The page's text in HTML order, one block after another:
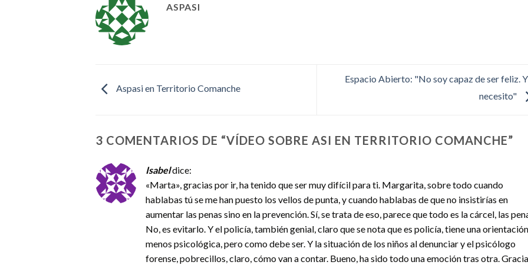
ASPASI
Aspasi en Territorio Comanche
Espacio Abierto: "No soy capaz de ser feliz.
necesito"
3 COMENTARIOS DE “VÍDEO SOBRE ASI EN TERRITORIO COMANCHE”
Isabeldice:
«Marta», gracias por ir, ha tenido que ser muy difícil para ti. Margarita, sobre todo cuando
hablabas tú se me han puesto los vellos de punta, y cuando hablabas de que no insistirías en
aumentar las penas sino en la prevención. Sí, se trata de eso, parece que todo es la cárcel, las
No, es evitarlo. Y el policía, también genial, claro que se nota que es policía, tiene una orientación
menos psicológica, pero como debe ser. Y la situación de los niños al denunciar y el psicólogo
forense, pobrecillos, claro, cómo van a contar. Bueno, ha sido todo una emoción tras otra.